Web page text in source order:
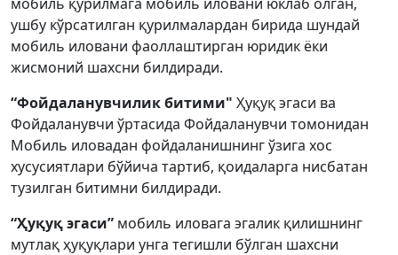
ушбу кўрсатилган қурилмалардан бирида шундай
мобиль иловани фаоллаштирган юридик ёки
жисмоний шахсни билдиради.
“Фойдаланувчилик битими" Ҳуқуқ эгаси ва
Фойдаланувчи ўртасида Фойдаланувчи томонидан
Мобиль иловадан фойдаланишнинг ўзига хос
хусусиятлари бўйича тартиб, қоидаларга нисбатан
тузилган битимни билдиради.
“Ҳуқуқ эгаси” мобиль иловага эгалик қилишнинг
мутлақ ҳуқуқлари унга тегишли бўлган шахсни